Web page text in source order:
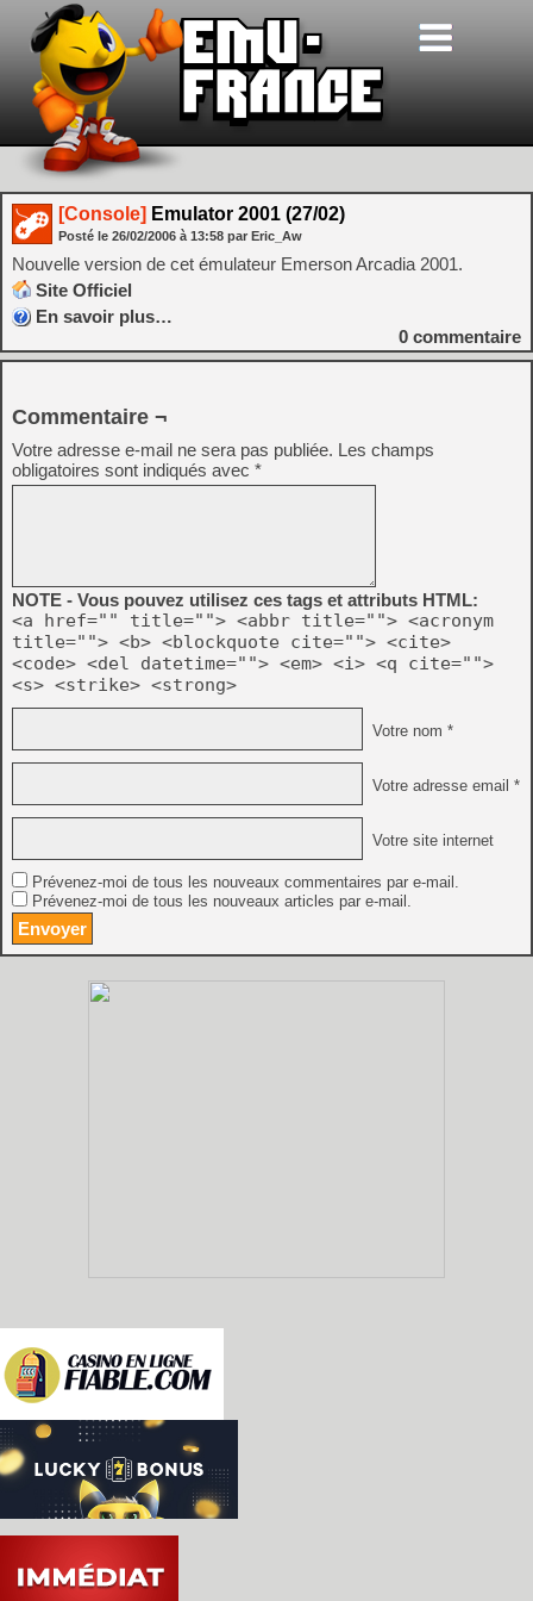
[Console] Emulator 2001 (27/02)
Posté le 26/02/2006 à 13:58 par Eric_Aw
Nouvelle version de cet émulateur Emerson Arcadia 2001.
Site Officiel
En savoir plus…
0 commentaire
Commentaire ¬
Votre adresse e-mail ne sera pas publiée. Les champs
obligatoires sont indiqués avec *
NOTE - Vous pouvez utilisez ces tags et attributs HTML:
<a href="" title=""> <abbr title=""> <acronym
title=""> <b> <blockquote cite=""> <cite>
<code> <del datetime=""> <em> <i> <q cite="">
<s> <strike> <strong>
Votre nom *
Votre adresse email *
Votre site internet
Prévenez-moi de tous les nouveaux commentaires par e-mail.
Prévenez-moi de tous les nouveaux articles par e-mail.